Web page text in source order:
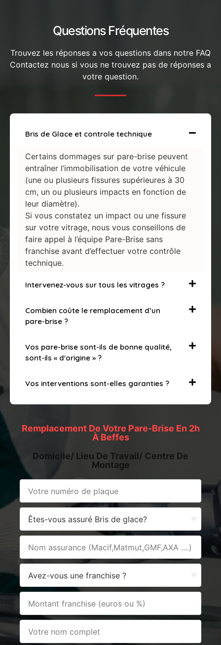
Questions Fréquentes
Trouvez les réponses a vos questions dans notre FAQ
Contactez nous si vous ne trouvez pas de réponses a
votre question.
Bris de Glace et controle technique
Certains dommages sur pare-brise peuvent
entraîner l’immobilisation de votre véhicule
(une ou plusieurs fissures supérieures à 30
cm, un ou plusieurs impacts en fonction de
leur diamètre).
Si vous constatez un impact ou une fissure
sur votre vitrage, nous vous conseillons de
faire appel à l’équipe Pare-Brise sans
franchise avant d’effectuer votre contrôle
technique.
Intervenez-vous sur tous les vitrages ?
Combien coûte le remplacement d’un
pare-brise ?
Vos pare-brise sont-ils de bonne qualité,
sont-ils « d'origine » ?
Vos interventions sont-elles garanties ?
Remplacement De Votre Pare-Brise En 2h
À Beffes
Domicile/ Lieu De Travail/ Centre De
Montage